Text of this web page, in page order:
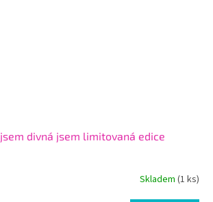
divná jsem limitovaná edice
Skladem (1 ks)